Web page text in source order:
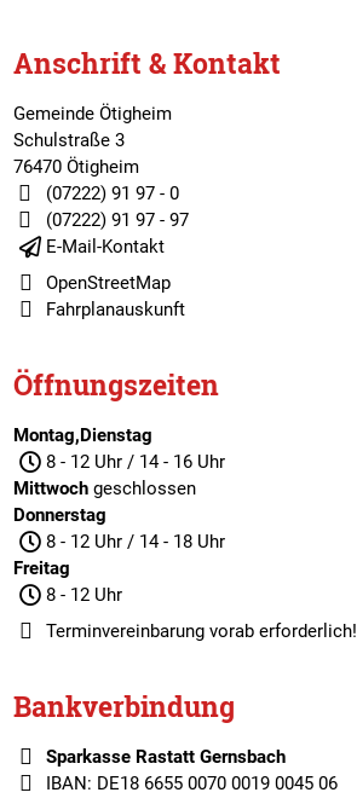
Anschrift & Kontakt
Gemeinde Ötigheim
Schulstraße 3
76470 Ötigheim
(07222) 91 97 - 0
(07222) 91 97 - 97
E-Mail-Kontakt
OpenStreetMap
Fahrplanauskunft
Öffnungszeiten
Montag,Dienstag
8 - 12 Uhr / 14 - 16 Uhr
Mittwochgeschlossen
Donnerstag
8 - 12 Uhr / 14 - 18 Uhr
Freitag
8 - 12 Uhr
Terminvereinbarungvorab erforderlich!
Bankverbindung
Sparkasse Rastatt Gernsbach
IBAN: DE18 6655 0070 0019 0045 06